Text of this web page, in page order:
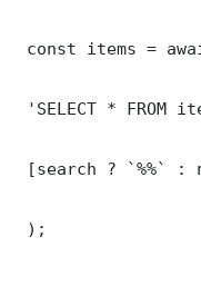
const items =
'SELECT * FROM
[search ?
);